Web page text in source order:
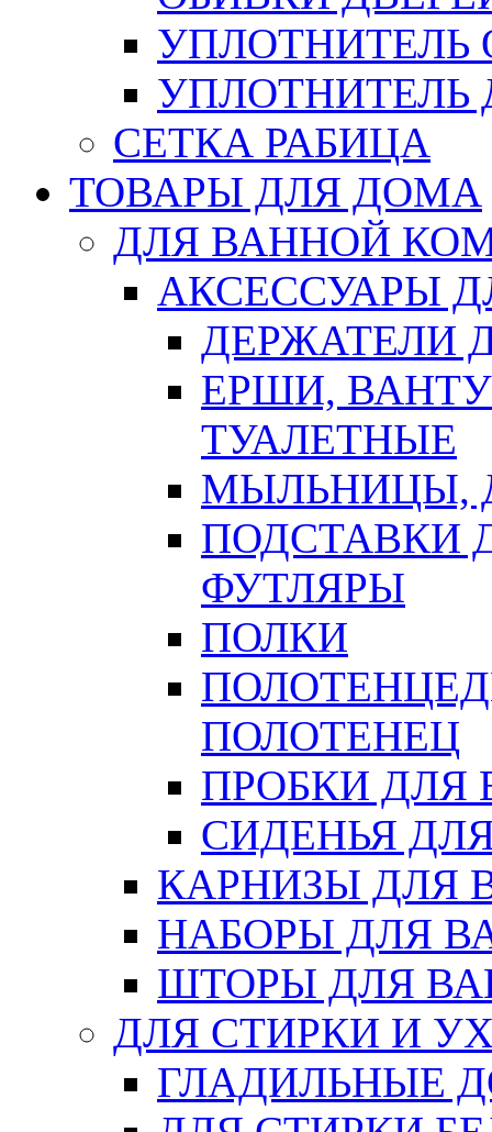
УПЛОТНИТЕЛЬ
СЕТКА РАБИЦА
ТОВАРЫ ДЛЯ ДОМА
ДЛЯ ВАННОЙ
АКСЕССУАРЫ
ДЕРЖАТЕЛИ
ЕРШИ,
ТУАЛЕТНЫЕ
МЫЛЬНИЦЫ,
ПОДСТАВКИ
ФУТЛЯРЫ
ПОЛКИ
ПОЛОТЕНЕЦ
ПРОБКИ ДЛЯ
СИДЕНЬЯ
КАРНИЗЫ ДЛЯ
НАБОРЫ ДЛЯ
ШТОРЫ ДЛЯ
ДЛЯ СТИРКИ И
ГЛАДИЛЬНЫЕ